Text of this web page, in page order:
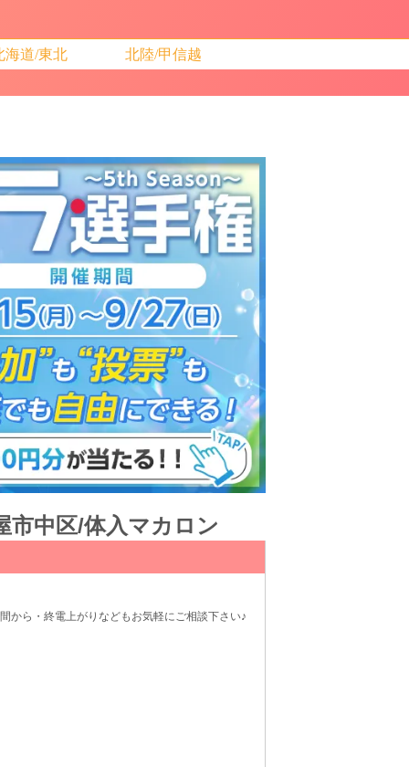
海道/東北 北陸/甲信越
市中区/体入マカロン
ら・終電上がりなどもお気軽にご相談下さい♪